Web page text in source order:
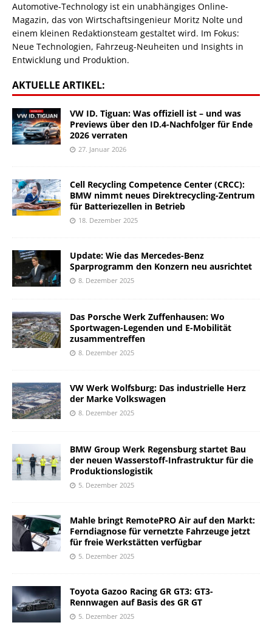
Automotive-Technology ist ein unabhängiges Online-
Magazin, das von Wirtschaftsingenieur Moritz Nolte und
einem kleinen Redaktionsteam gestaltet wird. Im Fokus:
Neue Technologien, Fahrzeug-Neuheiten und Insights in
Entwicklung und Produktion.
AKTUELLE ARTIKEL:
VW ID. Tiguan: Was offiziell ist – und was
Previews über den ID.4-Nachfolger für Ende
2026 verraten
27. Januar 2026
Cell Recycling Competence Center (CRCC):
BMW nimmt neues Direktrecycling-Zentrum
für Batteriezellen in Betrieb
18. Dezember 2025
Update: Wie das Mercedes-Benz
Sparprogramm den Konzern neu ausrichtet
8. Dezember 2025
Das Porsche Werk Zuffenhausen: Wo
Sportwagen-Legenden und E-Mobilität
zusammentreffen
8. Dezember 2025
VW Werk Wolfsburg: Das industrielle Herz
der Marke Volkswagen
8. Dezember 2025
BMW Group Werk Regensburg startet Bau
der neuen Wasserstoff-Infrastruktur für die
Produktionslogistik
5. Dezember 2025
Mahle bringt RemotePRO Air auf den Markt:
Ferndiagnose für vernetzte Fahrzeuge jetzt
für freie Werkstätten verfügbar
5. Dezember 2025
Toyota Gazoo Racing GR GT3: GT3-
Rennwagen auf Basis des GR GT
5. Dezember 2025